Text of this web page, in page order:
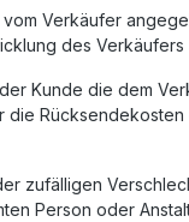
Verkäufer
des
Kunde die dem
zufälligen
Person oder